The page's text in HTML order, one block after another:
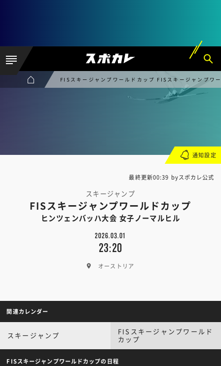
FISスキージャンプワールドカップ FISスキージャンプワ
最終更新00:39 byスポカレ公式
スキージャンプ
FISスキージャンプワールドカップ
ヒンツェンバッハ大会 女子ノーマルヒル
2026.03.01
23:20
オーストリア
通知設定
関連カレンダー
スキージャンプ
FISスキージャンプワールド
カップ
FISスキージャンプワールドカップの日程